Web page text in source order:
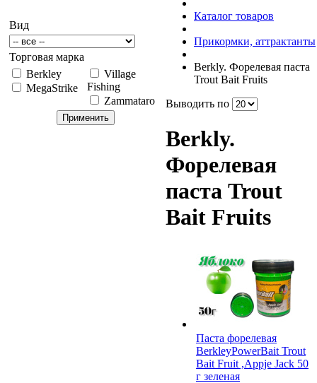
Вид
Торговая марка
Berkley
MegaStrike
Village
Fishing
Zammataro
Каталог товаров
Прикормки, аттрактанты
Berkly. Форелевая паста
Trout Bait Fruits
Выводить по
Berkly.
Форелевая
паста Trout
Bait Fruits
Паста форелевая
BerkleyPowerBait Trout
Bait Fruit ,Appje Jack 50
г зеленая